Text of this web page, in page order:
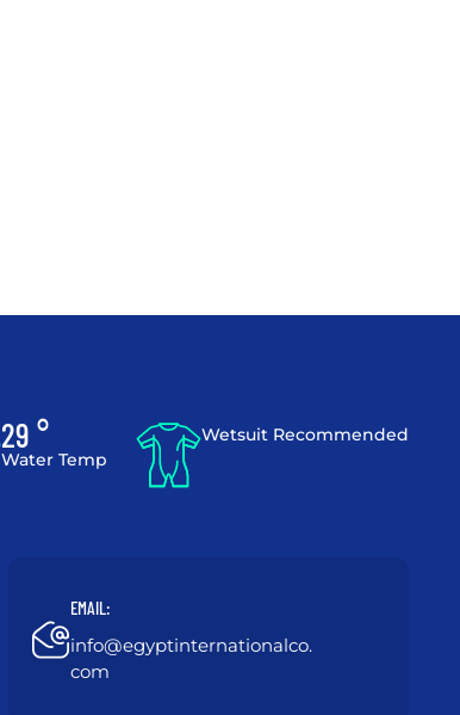
29 °
Water Temp
Wetsuit Recommended
EMAIL:
info@egyptinternationalco.
com